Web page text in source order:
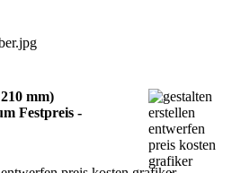
mm)
Festpreis -